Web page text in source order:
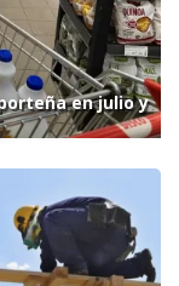
en julio y